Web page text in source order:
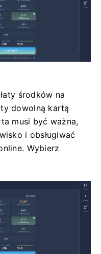
środków na
dowolną kartą
musi być ważna,
i obsługiwać
Wybierz